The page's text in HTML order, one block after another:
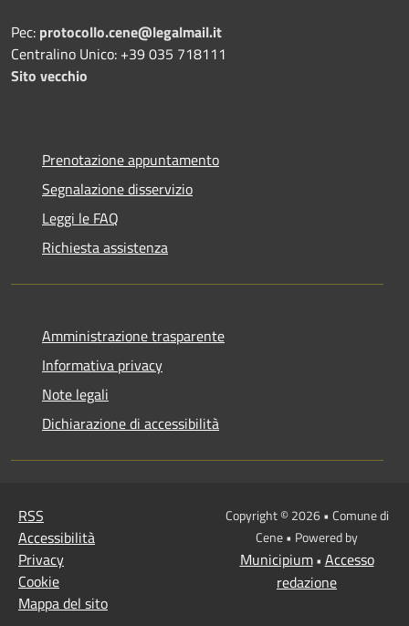
Pec: protocollo.cene@legalmail.it
Centralino Unico: +39 035 718111
Sito vecchio
Prenotazione appuntamento
Segnalazione disservizio
Leggi le FAQ
Richiesta assistenza
Amministrazione trasparente
Informativa privacy
Note legali
Dichiarazione di accessibilità
RSS
Accessibilità
Privacy
Cookie
Mappa del sito
Copyright © 2026 • Comune di
Cene • Powered by
Municipium• Accesso
redazione